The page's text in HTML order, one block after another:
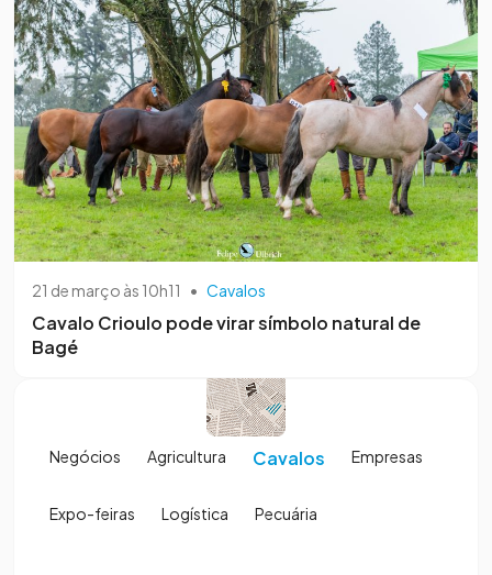
21 de março às 10h11 • Cavalos
Cavalo Crioulo pode virar símbolo natural de
Bagé
Negócios Agricultura Cavalos Empresas
Expo-feiras Logística Pecuária